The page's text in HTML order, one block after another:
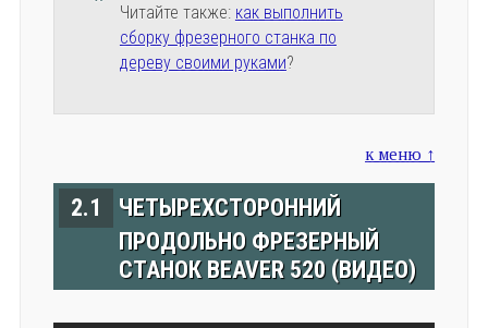
Читайте также: как выполнить
сборку фрезерного станка по
дереву своими руками?
к меню ↑
2.1
ЧЕТЫРЕХСТОРОННИЙ
ПРОДОЛЬНО ФРЕЗЕРНЫЙ
СТАНОК BEAVER 520 (ВИДЕО)